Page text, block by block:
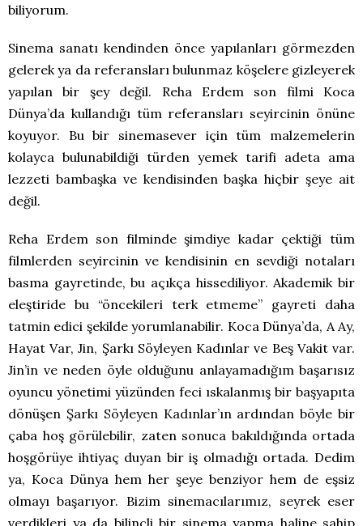
biliyorum.
Sinema sanatı kendinden önce yapılanları görmezden
gelerek ya da referansları bulunmaz köşelere gizleyerek
yapılan bir şey değil. Reha Erdem son filmi Koca
Dünya’da kullandığı tüm referansları seyircinin önüne
koyuyor. Bu bir sinemasever için tüm malzemelerin
kolayca bulunabildiği türden yemek tarifi adeta ama
lezzeti bambaşka ve kendisinden başka hiçbir şeye ait
değil.
Reha Erdem son filminde şimdiye kadar çektiği tüm
filmlerden seyircinin ve kendisinin en sevdiği notaları
basma gayretinde, bu açıkça hissediliyor. Akademik bir
eleştiride bu “öncekileri terk etmeme” gayreti daha
tatmin edici şekilde yorumlanabilir. Koca Dünya’da, A Ay,
Hayat Var, Jin, Şarkı Söyleyen Kadınlar ve Beş Vakit var.
Jin’in ve neden öyle olduğunu anlayamadığım başarısız
oyuncu yönetimi yüzünden feci ıskalanmış bir başyapıta
dönüşen Şarkı Söyleyen Kadınlar’ın ardından böyle bir
çaba hoş görülebilir, zaten sonuca bakıldığında ortada
hoşgörüye ihtiyaç duyan bir iş olmadığı ortada. Dedim
ya, Koca Dünya hem her şeye benziyor hem de eşsiz
olmayı başarıyor. Bizim sinemacılarımız, seyrek eser
verdikleri ya da bilinçli bir sinema yapma haline sahip